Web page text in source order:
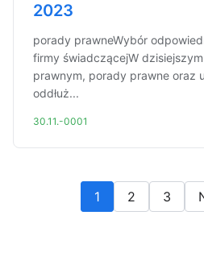
2023
porady prawneWybór
firmy świadczącejW
prawnym, porady prawne oraz
oddłuż...
30.11.-0001
1 2 3